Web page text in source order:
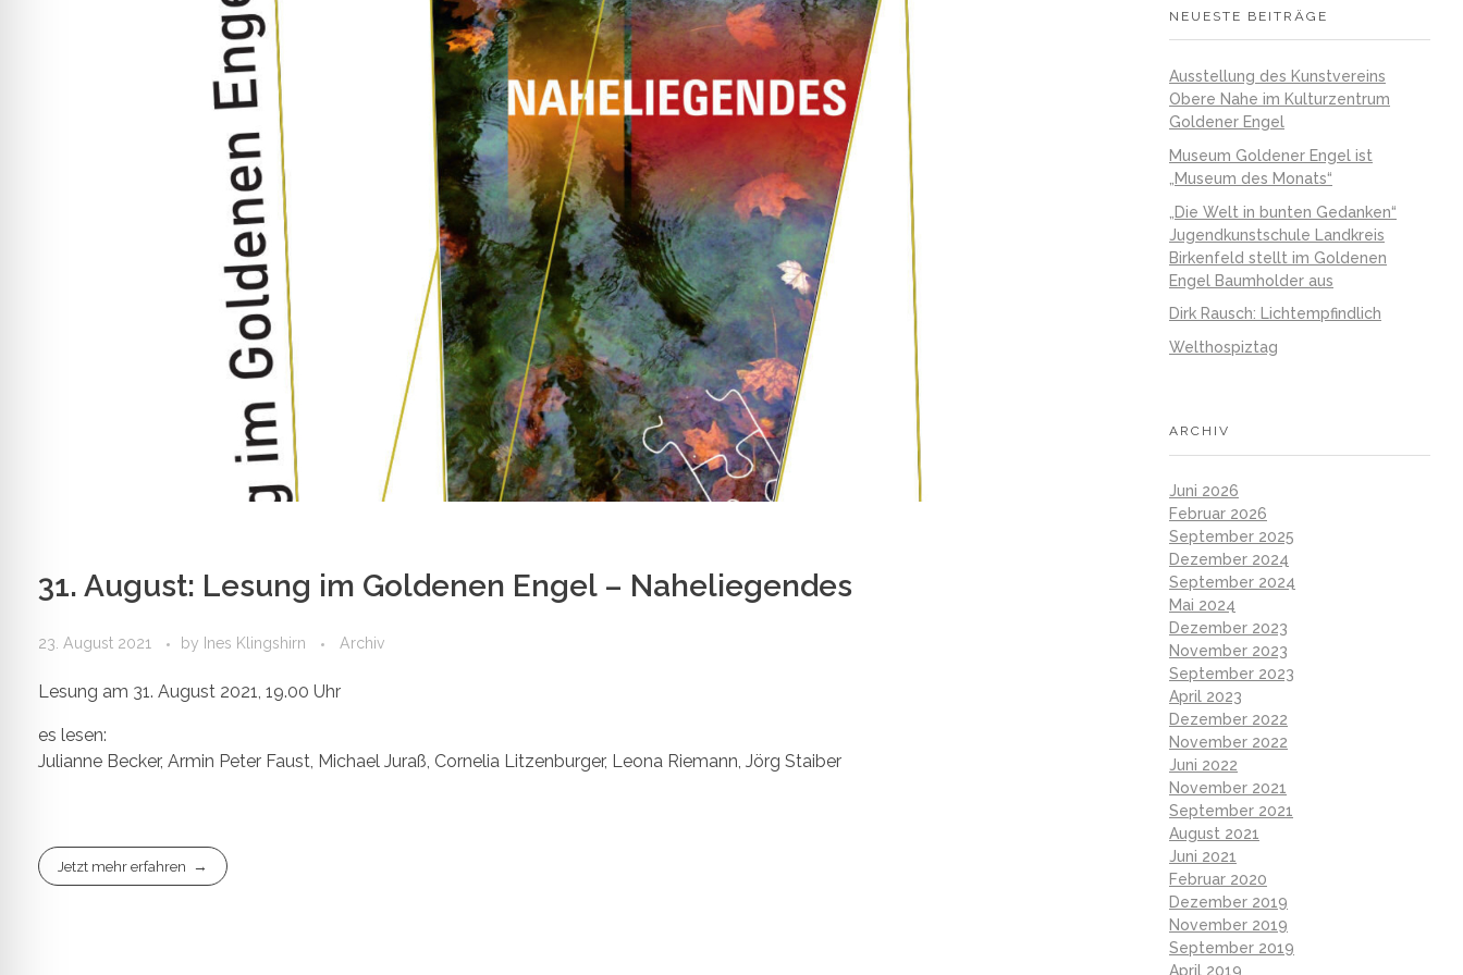
31. August: Lesung im Goldenen Engel – Naheliegendes
23. August 2021 by Ines Klingshirn Archiv
Lesung am 31. August 2021, 19.00 Uhr
es lesen:
Julianne Becker, Armin Peter Faust, Michael Juraß, Cornelia Litzenburger, Leona Riemann, Jörg Staiber
Jetzt mehr erfahren
NEUESTE BEITRÄGE
Ausstellung des Kunstvereins
Obere Nahe im Kulturzentrum
Goldener Engel
Museum Goldener Engel ist
„Museum des Monats“
„Die Welt in bunten Gedanken“
Jugendkunstschule Landkreis
Birkenfeld stellt im Goldenen
Engel Baumholder aus
Dirk Rausch: Lichtempfindlich
Welthospiztag
ARCHIV
Juni 2026
Februar 2026
September 2025
Dezember 2024
September 2024
Mai 2024
Dezember 2023
November 2023
September 2023
April 2023
Dezember 2022
November 2022
Juni 2022
November 2021
September 2021
August 2021
Juni 2021
Februar 2020
Dezember 2019
November 2019
September 2019
April 2019